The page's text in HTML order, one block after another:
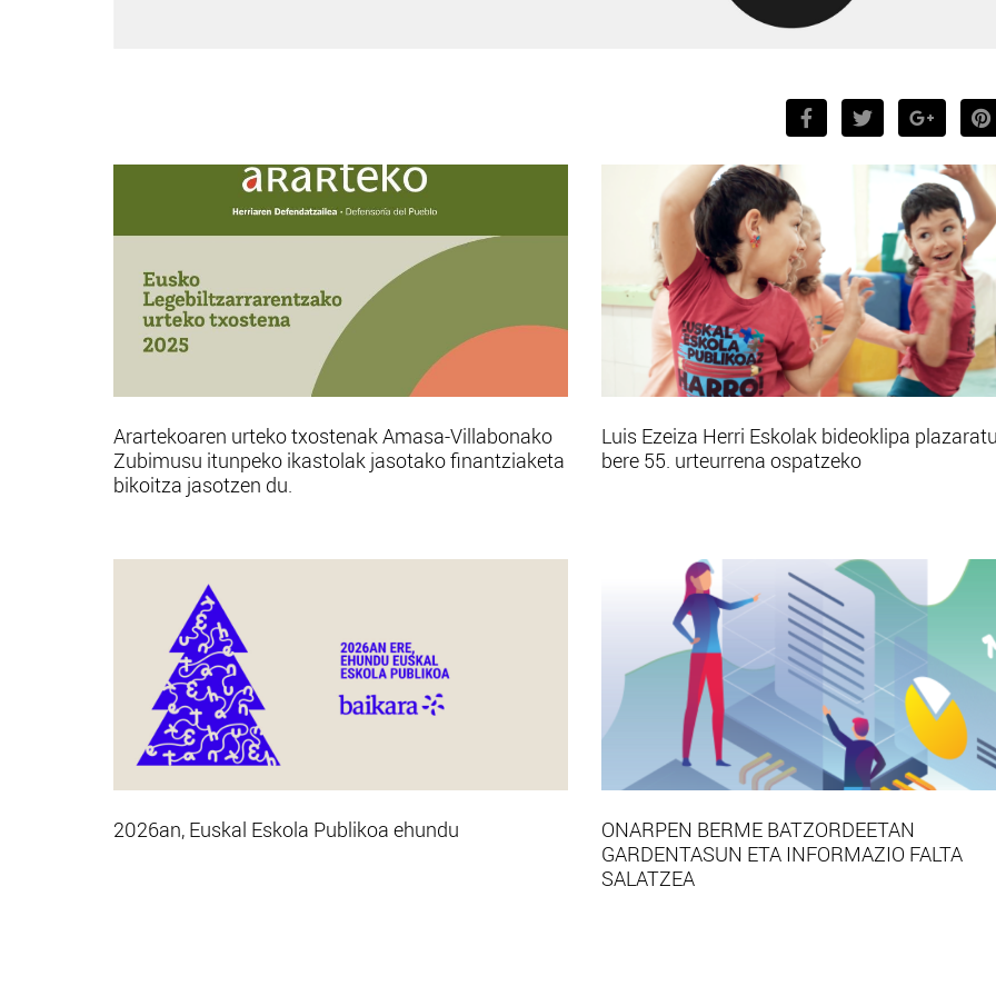
Arartekoaren urteko txostenak Amasa-Villabonako
Zubimusu itunpeko ikastolak jasotako finantziaketa
bikoitza jasotzen du.
Luis Ezeiza Herri Eskolak bideoklipa
bere 55. urteurrena ospatzeko
2026an, Euskal Eskola Publikoa ehundu
ONARPEN BERME BATZORDEETAN
GARDENTASUN ETA INFORMAZIO FALTA
SALATZEA